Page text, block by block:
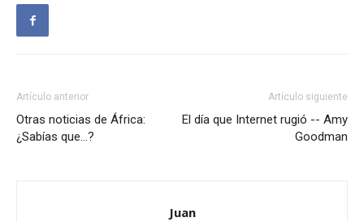
Artículo anterior
Otras noticias de África:
¿Sabías que…?
Artículo siguiente
El día que Internet rugió -- Amy
Goodman
Juan